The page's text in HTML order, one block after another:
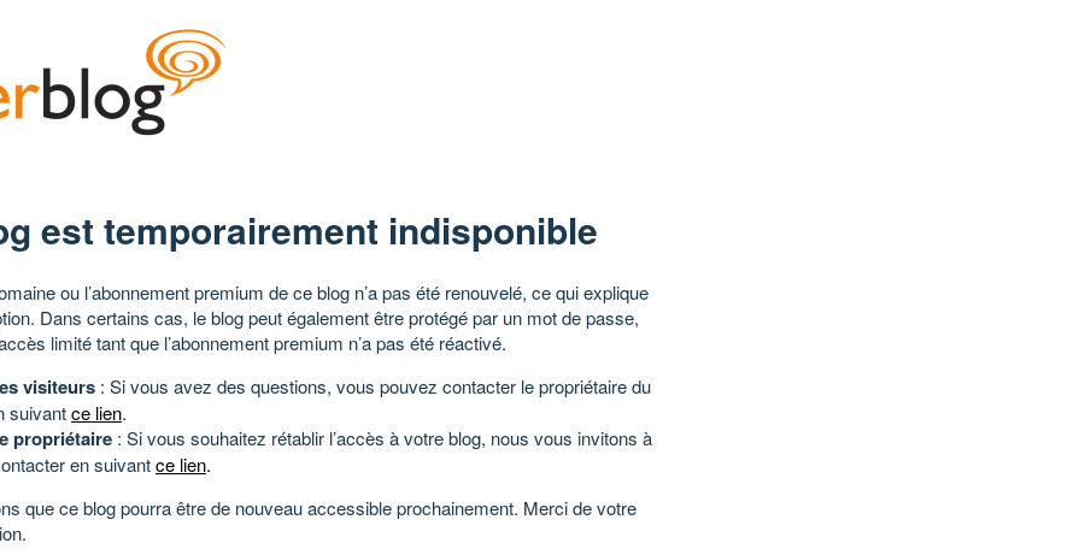
est temporairement indisponible
ou l’abonnement premium de ce blog n’a pas été renouvelé, ce qui explique
Dans certains cas, le blog peut également être protégé par un mot de passe,
limité tant que l’abonnement premium n’a pas été réactivé.
visiteurs : Si vous avez des questions, vous pouvez contacter le propriétaire du
suivantce lien.
propriétaire : Si vous souhaitez rétablir l’accès à votre blog, nous vous invitons à
en suivantce lien.
que ce blog pourra être de nouveau accessible prochainement. Merci de votre